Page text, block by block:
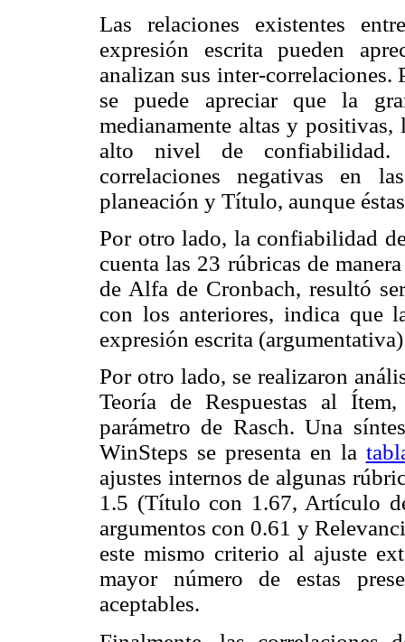
Las relaciones existentes
expresión escrita pueden
analizan sus inter-correlaciones.
se puede apreciar que la
medianamente altas y positivas,
alto nivel de confiabilidad.
correlaciones negativas en
planeación y Título, aunque
Por otro lado, la confiabilidad
cuenta las 23 rúbricas de
de Alfa de Cronbach, resultó
con los anteriores, indica que
expresión escrita
Por otro lado, se realizaron
Teoría de Respuestas al
parámetro de Rasch. Una
WinSteps se presenta en la
ajustes internos de algunas
1.5 (Título con 1.67, Artículo
argumentos con 0.61 y
este mismo criterio al ajuste
mayor número de estas
aceptables.